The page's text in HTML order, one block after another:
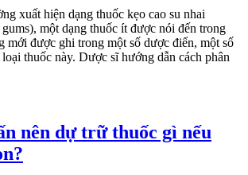
xuất hiện dạng thuốc kẹo cao su nhai
một dạng thuốc ít được nói đến trong
mới được ghi trong một số dược điển, một số
thuốc này. Dược sĩ hướng dẫn cách phân
nên dự trữ thuốc gì nếu